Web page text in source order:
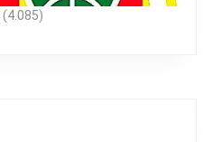
(4.085)